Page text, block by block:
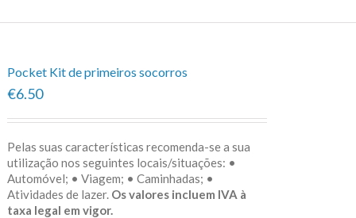
Pocket Kit de primeiros socorros
€6.50
Pelas suas características recomenda-se a sua
utilização nos seguintes locais/situações: •
Automóvel; • Viagem; • Caminhadas; •
Atividades de lazer. Os valores incluem IVA à
taxa legal em vigor.